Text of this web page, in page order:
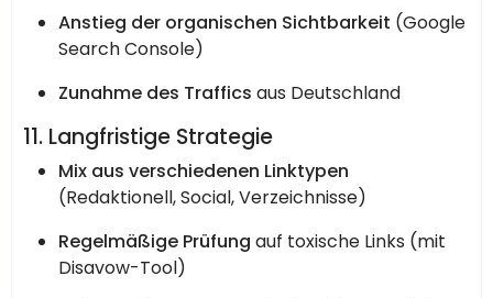
Anstieg der organischen Sichtbarkeit (Google
Search Console)
Zunahme des Traffics aus Deutschland
11. Langfristige Strategie
Mix aus verschiedenen Linktypen
(Redaktionell, Social, Verzeichnisse)
Regelmäßige Prüfung auf toxische Links (mit
Disavow-Tool)